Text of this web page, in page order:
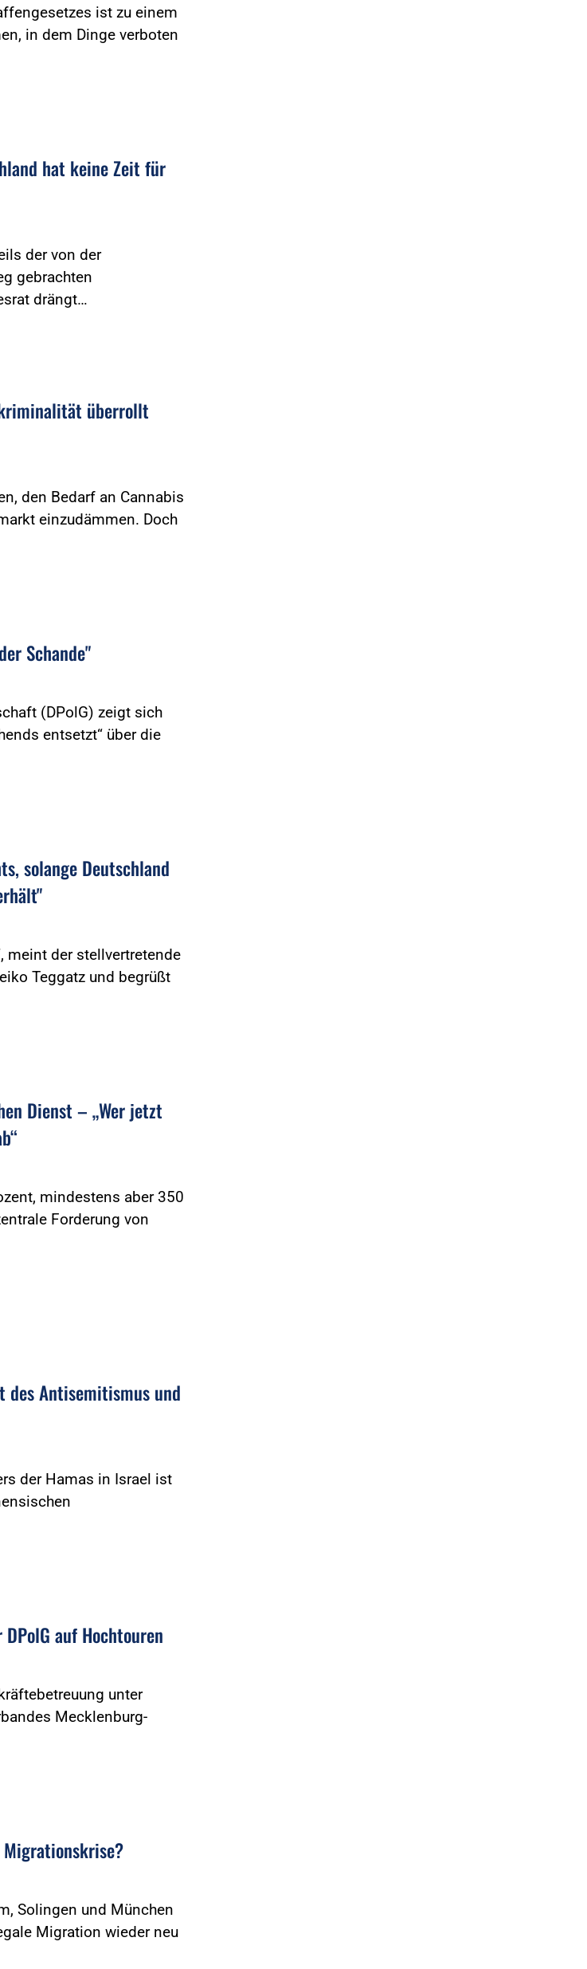
ist zu einem
in dem Dinge verboten
hat keine Zeit für
der von der
gebrachten
drängt…
überrollt
den Bedarf an Cannabis
einzudämmen. Doch
Schande"
(DPolG) zeigt sich
entsetzt“ über die
solange Deutschland
meint der stellvertretende
Teggatz und begrüßt
Dienst – „Wer jetzt
mindestens aber 350
Forderung von
Antisemitismus und
der Hamas in Israel ist
auf Hochtouren
unter
Mecklenburg-
Solingen und München
Migration wieder neu